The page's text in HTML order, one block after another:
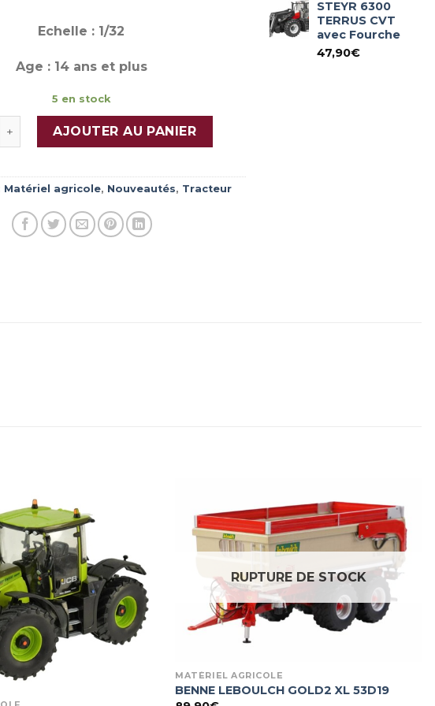
Echelle : 1/32
Age : 14 ans et plus
5 en stock
de STEYR ABSOLUT 6280 CVT
AJOUTER AU PANIER
Matériel agricole, Nouveautés, Tracteur
STEYR 6300
TERRUS CVT
avec Fourche
47,90€
RUPTURE DE STOCK
MATÉRIEL AGRICOLE
BENNE LEBOULCH GOLD2 XL 53D19